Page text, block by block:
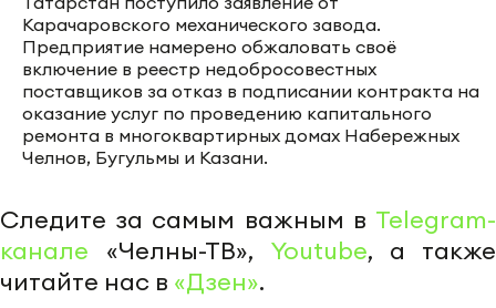
Карачаровского механического завода.
Предприятие намерено обжаловать своё
включение в реестр недобросовестных
поставщиков за отказ в подписании контракта на
оказание услуг по проведению капитального
ремонта в многоквартирных домах Набережных
Челнов, Бугульмы и Казани.
Следите за самым важным в Telegram-
канале «Челны-ТВ», Youtube, а также
читайте нас в «Дзен».